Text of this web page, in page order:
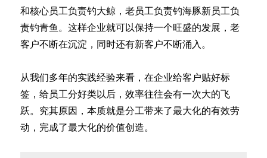
和核心员工负责钓大鲸，老员工负责钓海豚新员工负
责钓青鱼。这样企业就可以保持一个旺盛的发展，老
客户不断在沉淀，同时还有新客户不断涌入。
从我们多年的实践经验来看，在企业给客户贴好标
签，给员工分好类以后，效率往往会有一次大的飞
跃。究其原因，本质就是分工带来了最大化的有效劳
动，完成了最大化的价值创造。